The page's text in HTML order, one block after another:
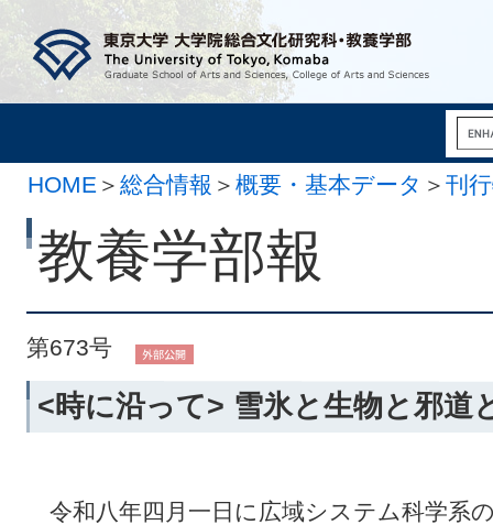
HOME ＞ 総合情報 ＞ 概要・基本データ ＞ 刊
月 1日）
教養学部報
第673号
<時に沿って> 雪氷と生物と邪道
令和八年四月一日に広域システム科学系